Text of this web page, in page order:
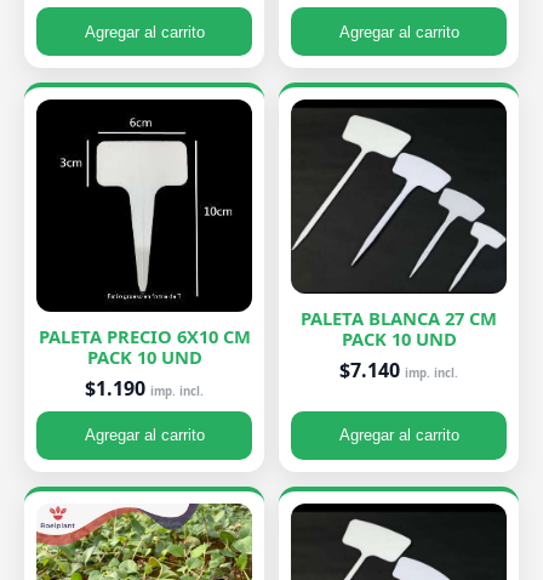
Agregar al carrito Agregar al carrito
PALETA PRECIO 6X10 CM
PACK 10 UND
$1.190 imp. incl.
Agregar al carrito
PALETA BLANCA 27 CM
PACK 10 UND
$7.140 imp. incl.
Agregar al carrito